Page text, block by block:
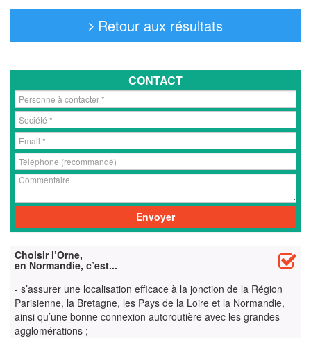
Retour aux résultats
CONTACT
Choisir l’Orne,
en Normandie, c’est...
- s’assurer une localisation efficace à la jonction de la Région
Parisienne, la Bretagne, les Pays de la Loire et la Normandie,
ainsi qu’une bonne connexion autoroutière avec les grandes
agglomérations ;